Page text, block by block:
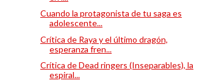
Cuando la protagonista de tu saga es
adolescente...
Crítica de Raya y el último dragón,
esperanza fren...
Crítica de Dead ringers (Inseparables), la
espiral...